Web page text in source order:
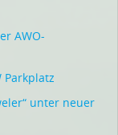
AWO-
Parkplatz
unter neuer